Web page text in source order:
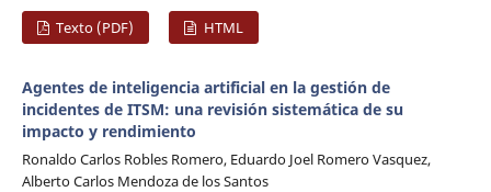
Texto (PDF)
HTML
Agentes de inteligencia artificial en la gestión de
incidentes de ITSM: una revisión sistemática de su
impacto y rendimiento
Ronaldo Carlos Robles Romero, Eduardo Joel Romero Vasquez,
Alberto Carlos Mendoza de los Santos